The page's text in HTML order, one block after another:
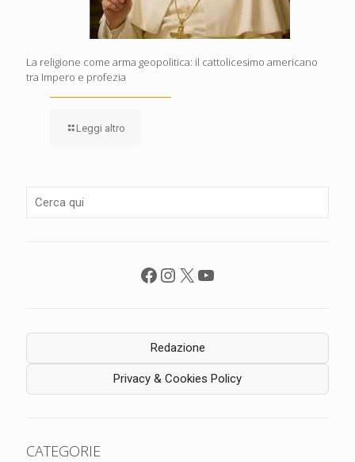
La religione come arma geopolitica: il cattolicesimo americano
tra Impero e profezia
Leggi altro
Facebook
Instagram
X YouTube
Redazione
Privacy & Cookies Policy
CATEGORIE